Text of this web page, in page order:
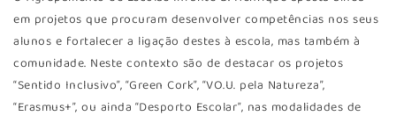
em projetos que procuram desenvolver competências nos seus
alunos e fortalecer a ligação destes à escola, mas também à
comunidade. Neste contexto são de destacar os projetos
“Sentido Inclusivo”, “Green Cork”, “VO.U. pela Natureza”,
“Erasmus+”, ou ainda “Desporto Escolar”, nas modalidades de